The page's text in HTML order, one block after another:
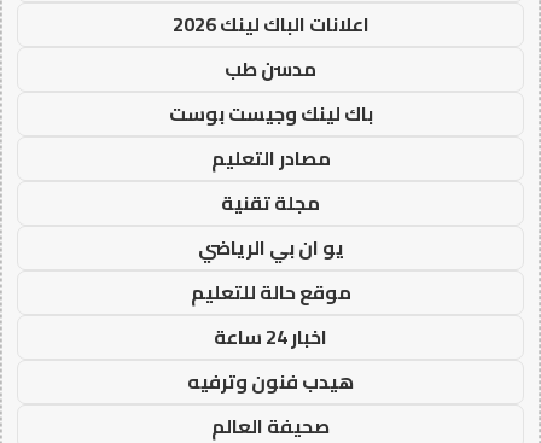
اعلانات الباك لينك 2026
مدسن طب
باك لينك وجيست بوست
مصادر التعليم
مجلة تقنية
يو ان بي الرياضي
موقع حالة للتعليم
اخبار 24 ساعة
هيدب فنون وترفيه
صحيفة العالم